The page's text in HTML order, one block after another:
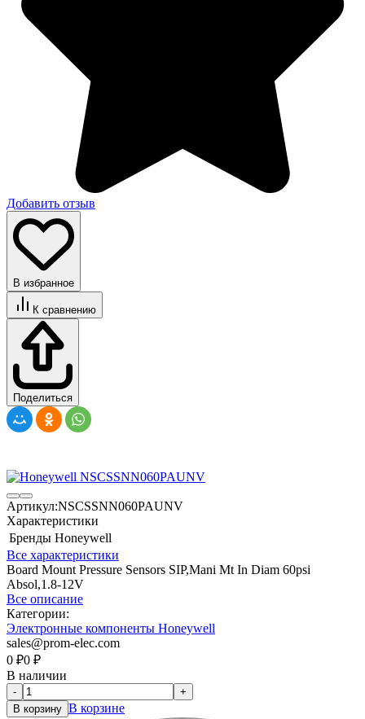
Добавить отзыв
В избранное
К сравнению
Поделиться
Артикул:NSCSSNN060PAUNV
Характеристики
Бренды Honeywell
Все характеристики
Board Mount Pressure Sensors SIP,Mani Mt In Diam 60psi
Absol,1.8-12V
Все описание
Категории:
Электронные компоненты Honeywell
sales@prom-elec.com
0 ₽0 ₽
В наличии
-
+
В корзину В корзине